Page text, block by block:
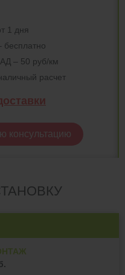
1 дня
бесплатно
– 50 руб/км
расчет
консультацию